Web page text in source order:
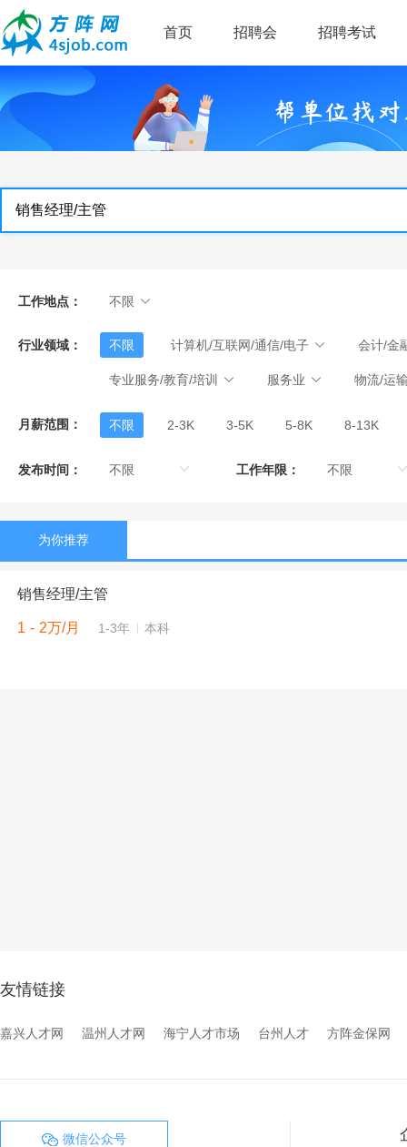
首页 招聘会 招聘考试
工作地点： 不限
行业领域： 不限 计算机/互联网/通信/电子 会计/金
专业服务/教育/培训 服务业 物流/运
月薪范围： 不限 2-3K 3-5K 5-8K 8-13K
发布时间： 工作年限：
为你推荐
销售经理/主管
1 - 2万/月 1-3年 本科
友情链接
嘉兴人才网 温州人才网 海宁人才市场 台州人才 方阵金保网
微信公众号